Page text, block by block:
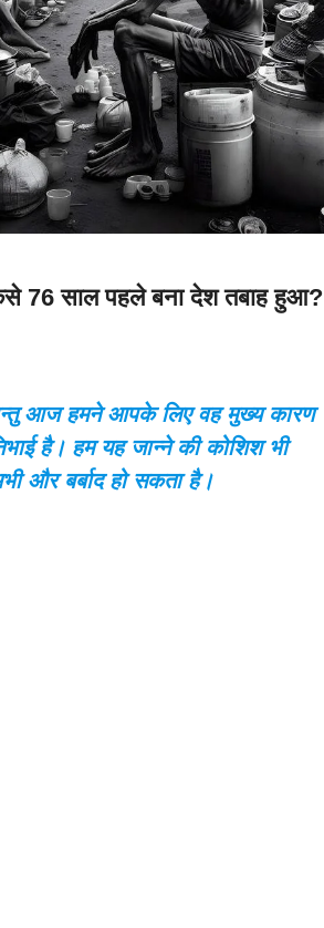
76 साल पहले बना देश तबाह हुआ?
आज हमने आपके लिए वह मुख्य कारण
है। हम यह जान्ने की कोशिश भी
और बर्बाद हो सकता है।